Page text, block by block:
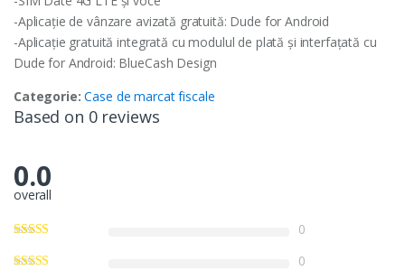
-Aplicație de vânzare avizată gratuită: Dude for Android
-Aplicație gratuită integrată cu modulul de plată și interfațată cu
Dude for Android: BlueCash Design
Categorie:Case de marcat fiscale
Based on 0 reviews
0.0
overall
0
0